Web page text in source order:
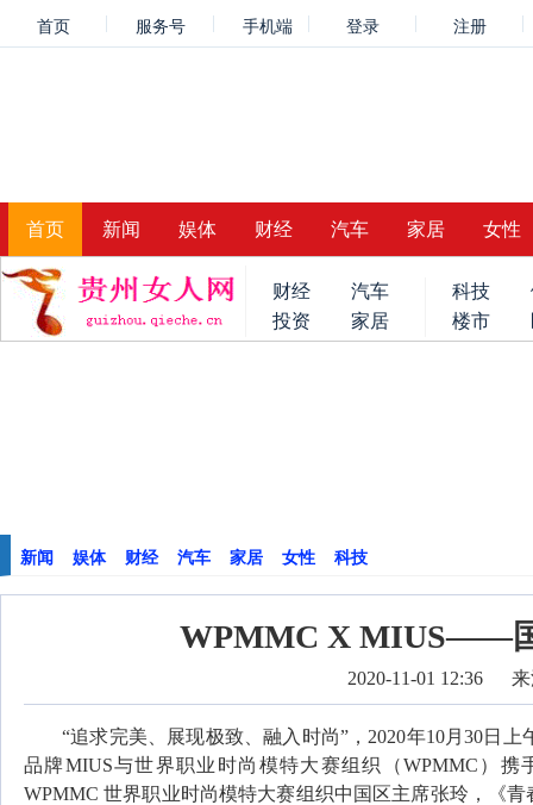
首页 服务号 手机端 登录 注册
首页 新闻 娱体 财经 汽车 家居 女性
财经
汽车
投资
家居
科技
楼市
新闻 娱体 财经 汽车 家居 女性 科技
WPMMC X MIUS——
2020-11-01 12:36
“追求完美、展现极致、融入时尚”，2020年10月30日
品牌MIUS与世界职业时尚模特大赛组织（WPMMC）
WPMMC 世界职业时尚模特大赛组织中国区主席张玲，《